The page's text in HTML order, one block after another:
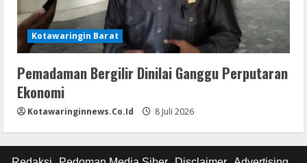
Kotawaringin Barat
Pemadaman Bergilir Dinilai Ganggu Perputaran
Ekonomi
Kotawaringinnews.co.id 8 Juli 2026